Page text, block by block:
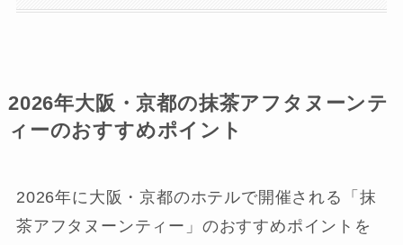
2026年大阪・京都の抹茶アフタヌーンテ
ィーのおすすめポイント
2026年に大阪・京都のホテルで開催される「抹
茶アフタヌーンティー」のおすすめポイントを